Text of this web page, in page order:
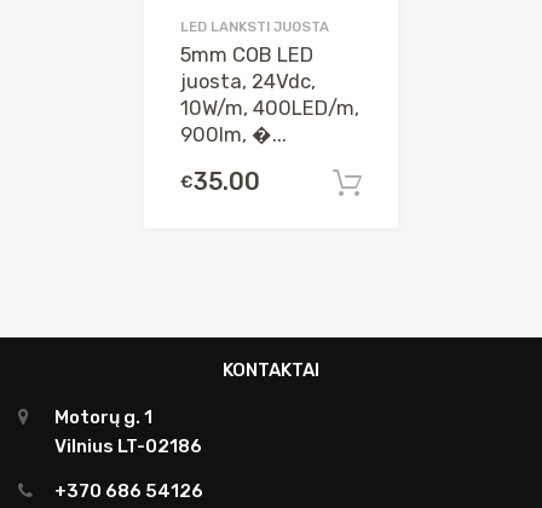
LED LANKSTI JUOSTA
5mm COB LED
juosta, 24Vdc,
10W/m, 400LED/m,
900lm, �...
€35.00
KONTAKTAI
Motorų g. 1
Vilnius LT-02186
+370 686 54126